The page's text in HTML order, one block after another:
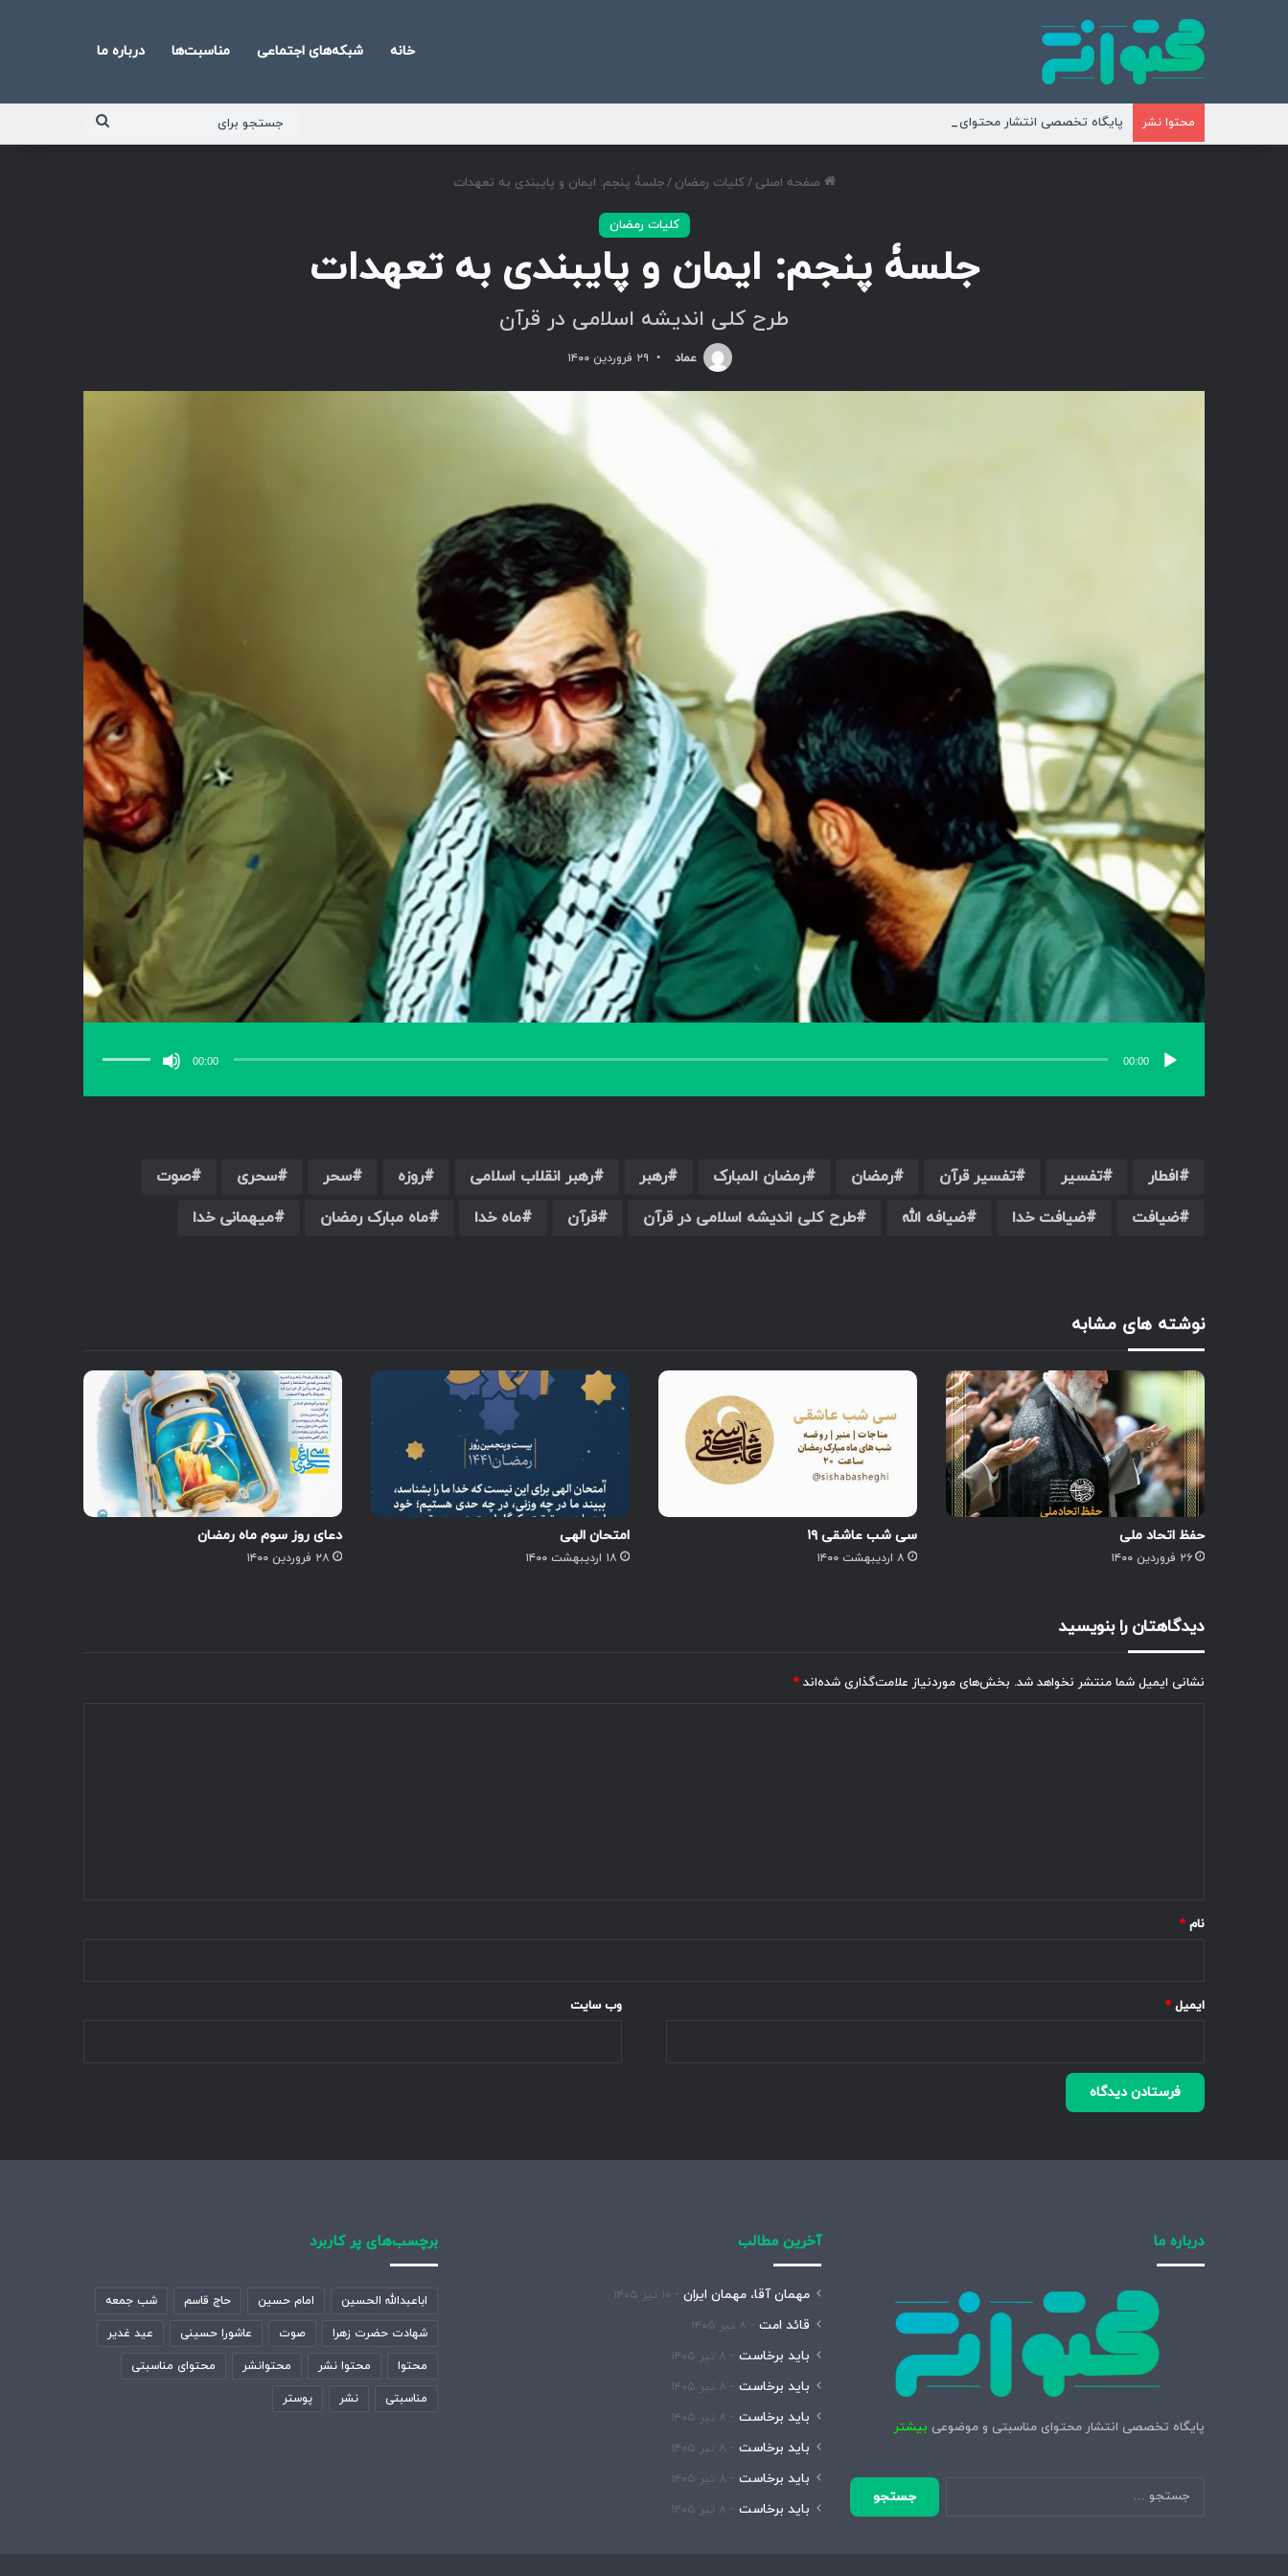
خانه شبکه‌های اجتماعی مناسبت‌ها درباره ما
محتوا نشر پایگاه تخصصی انتشار محتوای مناسبتی و موضوعی
صفحه اصلی /کلیات رمضان /جلسۀ پنجم: ایمان و پایبندی به تعهدات
کلیات رمضان
جلسۀ پنجم: ایمان و پایبندی به تعهدات
طرح کلی اندیشه اسلامی در قرآن
عماد ۲۹ فروردین ۱۴۰۰
پخش‌کننده
00:00
00:00
کاهش
افطار تفسیر تفسیر قرآن رمضان رمضان المبارک رهبر رهبر انقلاب اسلامی روزه سحر سحری
صوت
ضیافت
ضیافت خدا ضیافه الله طرح کلی اندیشه اسلامی در قرآن قرآن ماه خدا ماه مبارک رمضان میهمانی خدا
نوشته های مشابه
حفظ اتحاد ملی
۲۶ فروردین ۱۴۰۰
سی شب عاشقی ۱۹
۸ اردیبهشت ۱۴۰۰
امتحان الهی
۱۸ اردیبهشت ۱۴۰۰
دعای روز سوم ماه رمضان
۲۸ فروردین ۱۴۰۰
دیدگاهتان را بنویسید
نشانی ایمیل شما منتشر نخواهد شد. بخش‌های موردنیاز علامت‌گذاری شده‌اند *
نام *
ایمیل * وب‌ سایت
درباره ما
پایگاه تخصصی انتشار محتوای مناسبتی و موضوعی بیشتر
جستجو
برای:
آخرین مطالب
مهمان آقا، مهمان ایران ۱۰ تیر ۱۴۰۵
قائد امت ۸ تیر ۱۴۰۵
باید برخاست ۸ تیر ۱۴۰۵
باید برخاست ۸ تیر ۱۴۰۵
باید برخاست ۸ تیر ۱۴۰۵
باید برخاست ۸ تیر ۱۴۰۵
باید برخاست ۸ تیر ۱۴۰۵
باید برخاست ۸ تیر ۱۴۰۵
برچسب‌های پر کاربرد
اباعبدالله الحسین امام حسین حاج قاسم شب جمعه
شهادت حضرت زهرا صوت عاشورا حسینی عید غدیر
محتوا محتوا نشر محتوانشر محتوای مناسبتی
مناسبتی نشر پوستر